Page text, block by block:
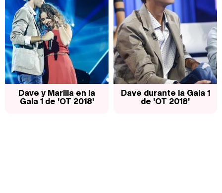
Dave y Marilia en la
Gala 1 de 'OT 2018'
Dave durante la Gala 1
de 'OT 2018'